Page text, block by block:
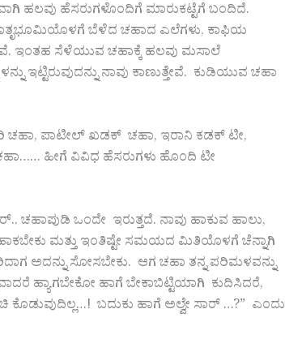
ಹಲವು ಹೆಸರುಗಳೊಂದಿಗೆ ಮಾರುಕಟ್ಟೆಗೆ ಬಂದಿದೆ.
ಬೆಳೆದ ಚಹಾದ ಎಲೆಗಳು, ಕಾಫಿಯ
ಇಂತಹ ಸೆಳೆಯುವ ಚಹಾಕ್ಕೆ ಹಲವು ಮಸಾಲೆ
ಇಟ್ಟಿರುವುದನ್ನು ನಾವು ಕಾಣುತ್ತೇವೆ. ಕುಡಿಯುವ ಚಹಾ
ಚಹಾ, ಪಾಟೀಲ್ ಖಡಕ್ ಚಹಾ, ಇರಾನಿ ಕಡಕ್ ಟೀ,
ಹೀಗೆ ವಿವಿಧ ಹೆಸರುಗಳು ಹೊಂದಿ ಟೀ
ಚಹಾಪುಡಿ ಒಂದೇ ಇರುತ್ತದೆ. ನಾವು ಹಾಕುವ ಹಾಲು,
ಮತ್ತು ಇಂತಿಷ್ಟೇ ಸಮಯದ ಮಿತಿಯೊಳಗೆ ಚೆನ್ನಾಗಿ
ಅದನ್ನು ಸೋಸಬೇಕು. ಆಗ ಚಹಾ ತನ್ನ ಪರಿಮಳವನ್ನು
ಹ್ಯಾಗಬೇಕೋ ಹಾಗೆ ಬೇಕಾಬಿಟ್ಟಿಯಾಗಿ ಕುದಿಸಿದರೆ,
ಬದುಕು ಹಾಗೆ ಅಲ್ವೇ ಸಾರ್ …?” ಎಂದು